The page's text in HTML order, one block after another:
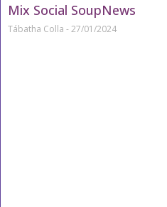
Mix Social SoupNews
Tábatha Colla 27/01/2024